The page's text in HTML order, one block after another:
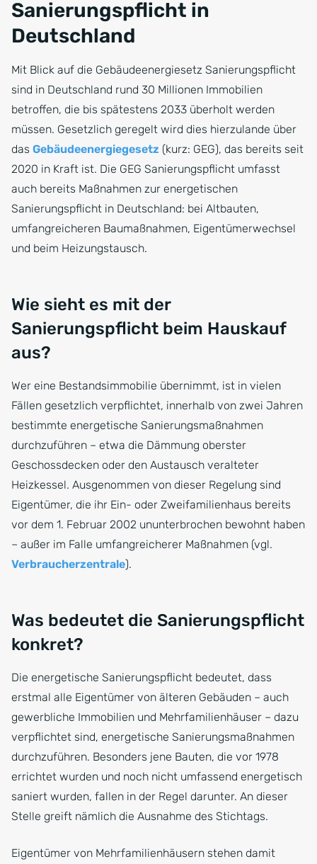
Sanierungspflicht in
Deutschland
Mit Blick auf die Gebäudeenergiesetz Sanierungspflicht
sind in Deutschland rund 30 Millionen Immobilien
betroffen, die bis spätestens 2033 überholt werden
müssen. Gesetzlich geregelt wird dies hierzulande über
das Gebäudeenergiegesetz (kurz: GEG), das bereits seit
2020 in Kraft ist. Die GEG Sanierungspflicht umfasst
auch bereits Maßnahmen zur energetischen
Sanierungspflicht in Deutschland: bei Altbauten,
umfangreicheren Baumaßnahmen, Eigentümerwechsel
und beim Heizungstausch.
Wie sieht es mit der
Sanierungspflicht beim Hauskauf
aus?
Wer eine Bestandsimmobilie übernimmt, ist in vielen
Fällen gesetzlich verpflichtet, innerhalb von zwei Jahren
bestimmte energetische Sanierungsmaßnahmen
durchzuführen – etwa die Dämmung oberster
Geschossdecken oder den Austausch veralteter
Heizkessel. Ausgenommen von dieser Regelung sind
Eigentümer, die ihr Ein- oder Zweifamilienhaus bereits
vor dem 1. Februar 2002 ununterbrochen bewohnt haben
– außer im Falle umfangreicherer Maßnahmen (vgl.
Verbraucherzentrale).
Was bedeutet die Sanierungspflicht
konkret?
Die energetische Sanierungspflicht bedeutet, dass
erstmal alle Eigentümer von älteren Gebäuden – auch
gewerbliche Immobilien und Mehrfamilienhäuser – dazu
verpflichtet sind, energetische Sanierungsmaßnahmen
durchzuführen. Besonders jene Bauten, die vor 1978
errichtet wurden und noch nicht umfassend energetisch
saniert wurden, fallen in der Regel darunter. An dieser
Stelle greift nämlich die Ausnahme des Stichtags.
Eigentümer von Mehrfamilienhäusern stehen damit